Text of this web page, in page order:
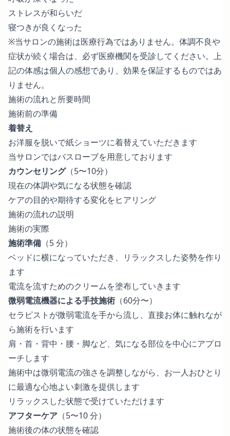
ストレスが和らいだ
寝つきが良くなった
※当サロンの施術は医療行為ではありません。体調不良や
症状が続く場合は、必ず医療機関を受診してください。上
記の体感は個人の感想であり、効果を保証するものではあ
りません。
施術の流れと所要時間
施術前の準備
着替え
お洋服を脱いで紙ショーツに着替えていただきます
当サロンではバスローブを用意しております
カウンセリング（5〜10分）
現在の体調や気になる状態を確認
ケアの目的や期待する変化をヒアリング
施術の流れの説明
施術の実際
施術準備 （5 分）
ベッドに横になっていただき、リラックスした姿勢を作り
ます
電流を流すためのクリームを塗布していきます
微弱電流機器による手技施術 （60分〜）
セラピストが微弱電流を手から流し、直接お体に触れなが
ら施術を行います
肩・首・背中・腰・脚など、気になる部位を中心にアプロ
ーチします
施術中は微弱電流の強さを調整しながら、お一人おひとり
に最適な心地よい刺激を提供します
リラックスした状態で受けていただけます
アフターケア （5〜10 分）
施術後の体の状態を確認